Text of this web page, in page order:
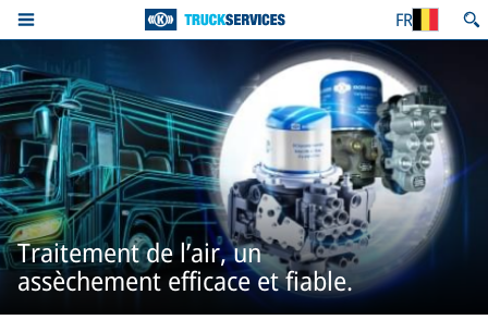
FR
Traitement de l’air, un
assèchement efficace et fiable.